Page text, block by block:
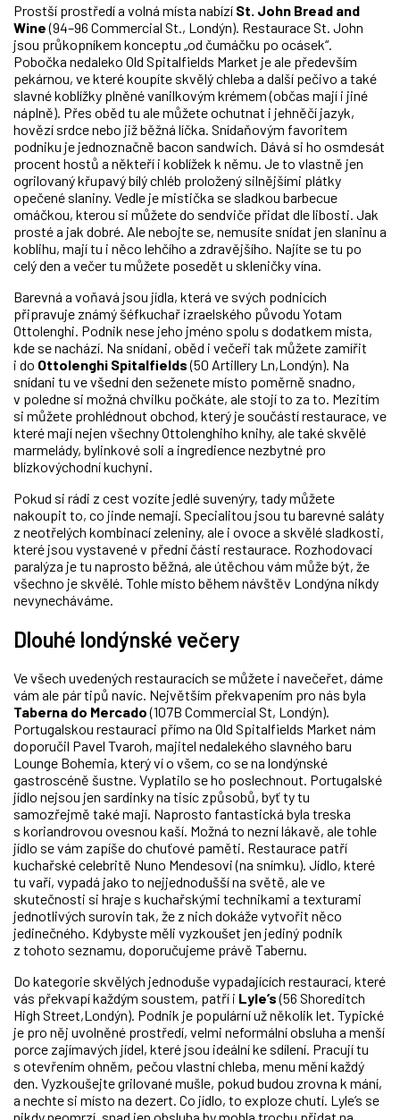
Prostší prostředí a volná místa nabízí St. John Bread and
Wine(94–96 Commercial St., Londýn). Restaurace St. John
jsou průkopníkem konceptu „od čumáčku po ocásek“.
Pobočka nedaleko Old Spitalfields Market je ale především
pekárnou, ve které koupíte skvělý chleba a další pečivo a také
slavné koblížky plněné vanilkovým krémem (občas mají i jiné
náplně). Přes oběd tu ale můžete ochutnat i jehněčí jazyk,
hovězí srdce nebo již běžná líčka. Snídaňovým favoritem
podniku je jednoznačně bacon sandwich. Dává si ho osmdesát
procent hostů a někteří i koblížek k němu. Je to vlastně jen
ogrilovaný křupavý bílý chléb proložený silnějšími plátky
opečené slaniny. Vedle je mistička se sladkou barbecue
omáčkou, kterou si můžete do sendviče přidat dle libosti. Jak
prosté a jak dobré. Ale nebojte se, nemusíte snídat jen slaninu a
koblihu, mají tu i něco lehčího a zdravějšího. Najíte se tu po
celý den a večer tu můžete posedět u skleničky vína.
Barevná a voňavá jsou jídla, která ve svých podnicích
připravuje známý šéfkuchař izraelského původu Yotam
Ottolenghi. Podnik nese jeho jméno spolu s dodatkem místa,
kde se nachází. Na snídani, oběd i večeři tak můžete zamířit
i do Ottolenghi Spitalfields(50 Artillery Ln,Londýn). Na
snídani tu ve všední den seženete místo poměrně snadno,
v poledne si možná chvilku počkáte, ale stojí to za to. Mezitím
si můžete prohlédnout obchod, který je součástí restaurace, ve
které mají nejen všechny Ottolenghiho knihy, ale také skvělé
marmelády, bylinkové soli a ingredience nezbytné pro
blízkovýchodní kuchyni.
Pokud si rádi z cest vozíte jedlé suvenýry, tady můžete
nakoupit to, co jinde nemají. Specialitou jsou tu barevné saláty
z neotřelých kombinací zeleniny, ale i ovoce a skvělé sladkosti,
které jsou vystavené v přední části restaurace. Rozhodovací
paralýza je tu naprosto běžná, ale útěchou vám může být, že
všechno je skvělé. Tohle místo během návštěv Londýna nikdy
nevynecháváme.
Dlouhé londýnské večery
Ve všech uvedených restauracích se můžete i navečeřet, dáme
vám ale pár tipů navíc. Největším překvapením pro nás byla
Taberna do Mercado(107B Commercial St, Londýn).
Portugalskou restauraci přímo na Old Spitalfields Market nám
doporučil Pavel Tvaroh, majitel nedalekého slavného baru
Lounge Bohemia, který ví o všem, co se na londýnské
gastroscéně šustne. Vyplatilo se ho poslechnout. Portugalské
jídlo nejsou jen sardinky na tisíc způsobů, byť ty tu
samozřejmě také mají. Naprosto fantastická byla treska
s koriandrovou ovesnou kaší. Možná to nezní lákavě, ale tohle
jídlo se vám zapíše do chuťové paměti. Restaurace patří
kuchařské celebritě Nuno Mendesovi (na snímku). Jídlo, které
tu vaří, vypadá jako to nejjednodušší na světě, ale ve
skutečnosti si hraje s kuchařskými technikami a texturami
jednotlivých surovin tak, že z nich dokáže vytvořit něco
jedinečného. Kdybyste měli vyzkoušet jen jediný podnik
z tohoto seznamu, doporučujeme právě Tabernu.
Do kategorie skvělých jednoduše vypadajících restaurací, které
vás překvapí každým soustem, patří i Lyle’s(56 Shoreditch
High Street,Londýn). Podnik je populární už několik let. Typické
je pro něj uvolněné prostředí, velmi neformální obsluha a menší
porce zajímavých jídel, které jsou ideální ke sdílení. Pracují tu
s otevřením ohněm, pečou vlastní chleba, menu mění každý
den. Vyzkoušejte grilované mušle, pokud budou zrovna k mání,
a nechte si místo na dezert. Co jídlo, to exploze chutí. Lyle’s se